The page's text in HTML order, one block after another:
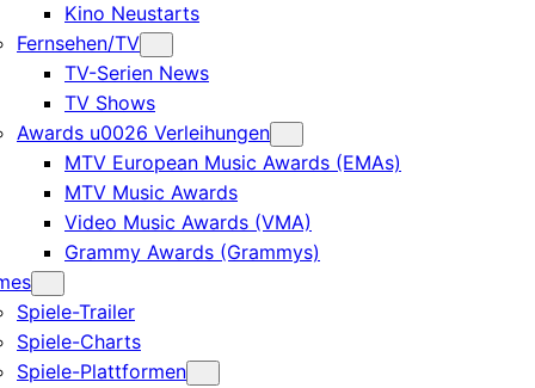
Kino Neustarts
Fernsehen/TV
TV-Serien News
TV Shows
Awards u0026 Verleihungen
MTV European Music Awards (EMAs)
MTV Music Awards
Video Music Awards (VMA)
Grammy Awards (Grammys)
Spiele-Trailer
Spiele-Charts
Spiele-Plattformen